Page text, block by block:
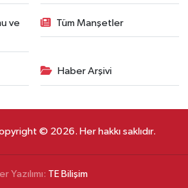
ve
Tüm Manşetler
Haber Arşivi
© 2026. Her hakkı saklıdır.
Yazılımı: TE Bilişim